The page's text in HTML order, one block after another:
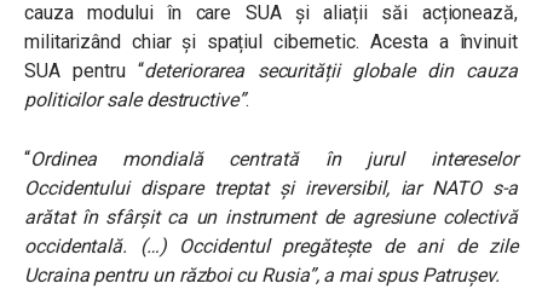
cauza modului în care SUA și aliații săi acționează,
militarizând chiar și spațiul cibernetic. Acesta a învinuit
SUA pentru“deteriorarea securității globale din cauza
politicilor sale destructive”.
“Ordinea mondială centrată în jurul intereselor
Occidentului dispare treptat și ireversibil, iar NATO s-a
arătat în sfârșit ca un instrument de agresiune colectivă
occidentală. (…) Occidentul pregătește de ani de zile
Ucraina pentru un război cu Rusia”, a mai spus Patrușev.